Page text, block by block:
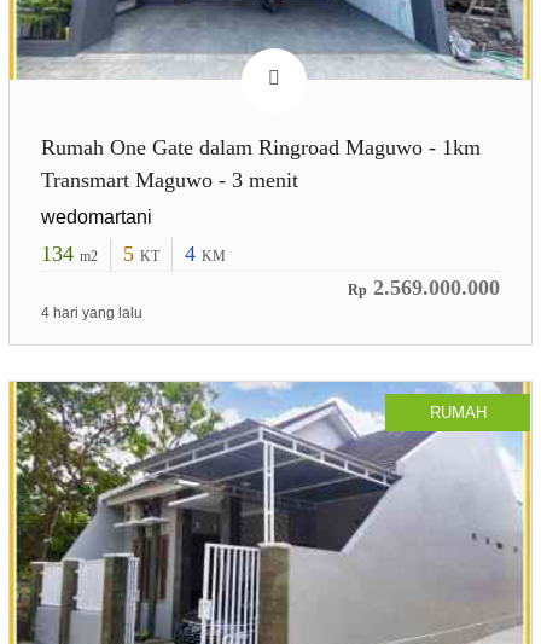
Rumah One Gate dalam Ringroad Maguwo - 1km
Transmart Maguwo - 3 menit
wedomartani
134 m2 5 KT 4 KM
Rp 2.569.000.000
4 hari yang lalu
RUMAH